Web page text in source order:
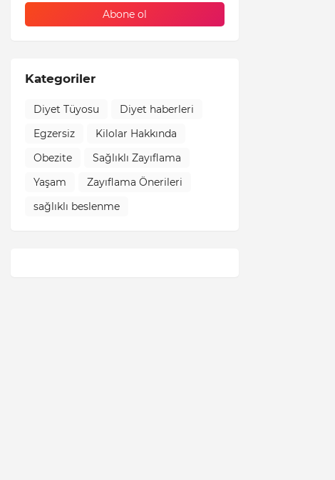
Kategoriler
Diyet Tüyosu
Diyet haberleri
Egzersiz
Kilolar Hakkında
Obezite
Sağlıklı Zayıflama
Yaşam
Zayıflama Önerileri
sağlıklı beslenme